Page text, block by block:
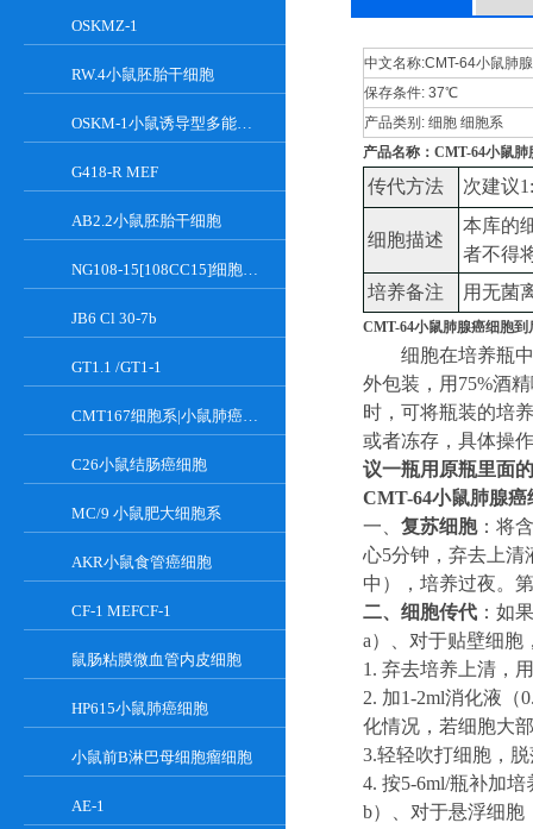
OSKMZ-1
RW.4小鼠胚胎干细胞
OSKM-1小鼠诱导型多能干细胞
G418-R MEF
AB2.2小鼠胚胎干细胞
NG108-15[108CC15]细胞系|小鼠神经母瘤与大鼠胶质瘤之融合细胞
JB6 Cl 30-7b
GT1.1 /GT1-1
CMT167细胞系|小鼠肺癌细胞
C26小鼠结肠癌细胞
MC/9 小鼠肥大细胞系
AKR小鼠食管癌细胞
CF-1 MEFCF-1
鼠肠粘膜微血管内皮细胞
HP615小鼠肺癌细胞
小鼠前B淋巴母细胞瘤细胞
AE-1
中文名称:CMT-64小鼠肺
保存条件: 37℃
产品类别: 细胞 细胞系
产品名称：CMT-64小鼠肺
传代方法 次建议1:
细胞描述
本库的
者不得
培养备注
用无菌
CMT-64小鼠肺腺癌细胞到
细胞在培养瓶
外包装，用 75%酒
时，可将瓶装的培
或者冻存，具体操
议一瓶用原瓶里面
CMT-64小鼠肺腺癌
一、 复苏细胞：将
心5分钟，弃去上清
中 ）
，培养过夜。
二、 细胞传代 ：如
a）
、对于贴壁细
1. 弃去培养上清，
2. 加1-2ml消化液（
化情况，若细胞大
3.轻轻吹打细胞，
4. 按5-6ml/瓶补加培
b）、 对于悬浮细胞